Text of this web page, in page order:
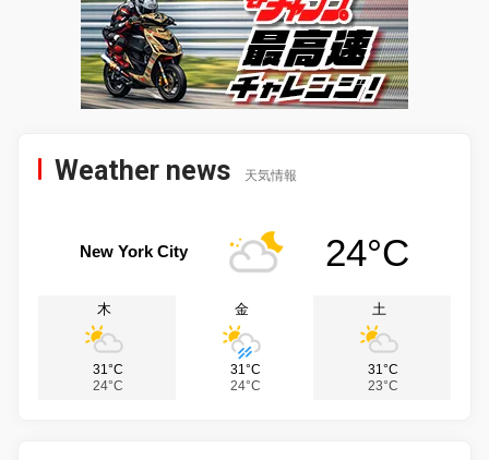
Weather news 天気情報
New York City 24°C
木
31°C
24°C
金
31°C
24°C
土
31°C
23°C